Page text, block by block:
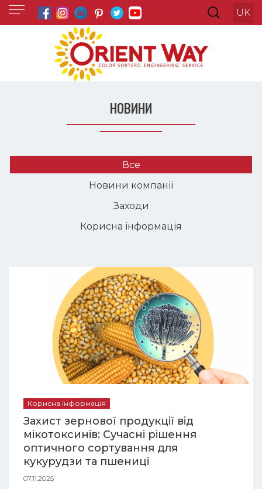
UK
НОВИНИ
Все
Новини компанії
Заходи
Корисна інформація
Корисна інформація
Захист зернової продукції від
мікотоксинів: Сучасні рішення
оптичного сортування для
кукурудзи та пшениці
07.11.2025